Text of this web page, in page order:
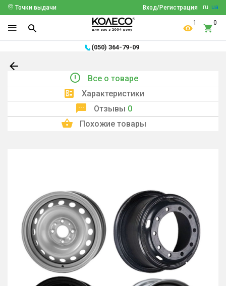
ru ua
Вход/Регистрация
Точки выдачи
1 0
(050) 364-79-09
Все о товаре
Характеристики
Отзывы 0
Похожие товары